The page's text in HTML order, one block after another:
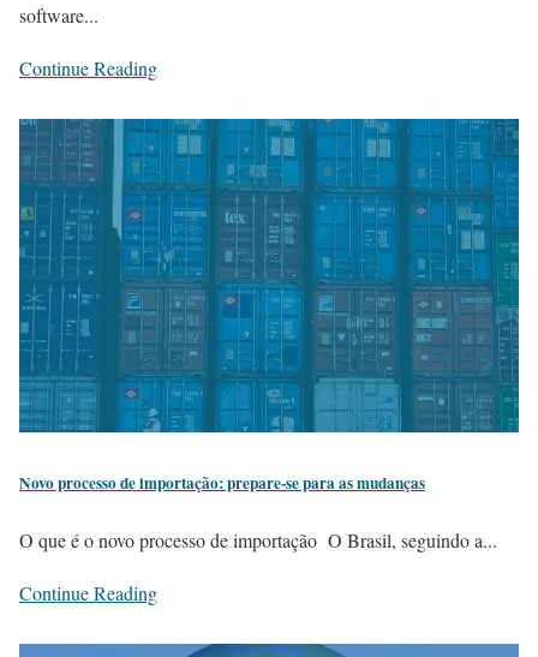
software...
Continue Reading
Novo processo de importação: prepare-se para as mudanças
O que é o novo processo de importação O Brasil, seguindo a...
Continue Reading